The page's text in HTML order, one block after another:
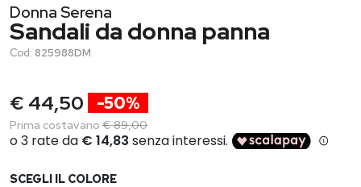
Donna Serena
Sandali da donna panna
Cod: 825988DM
€ 44,50 -50%
Prima costavano € 89,00
SCEGLI IL COLORE